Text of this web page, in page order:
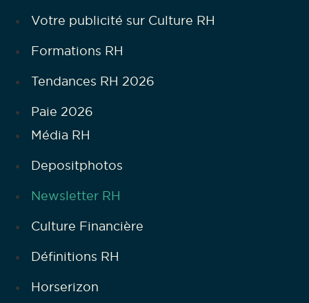
Votre publicité sur Culture RH
Formations RH
Tendances RH 2026
Paie 2026
Média RH
Depositphotos
Newsletter RH
Culture Financière
Définitions RH
Horserizon